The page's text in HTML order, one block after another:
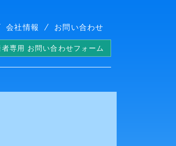
会社情報 お問い合わせ
者専用 お問い合わせフォーム